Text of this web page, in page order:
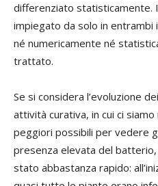
differenziato statisticamente.
impiegato da solo in entrambi
né numericamente né
trattato.
Se si considera l’evoluzione
attività curativa, in cui ci
peggiori possibili per vedere
presenza elevata del
stato abbastanza rapido: